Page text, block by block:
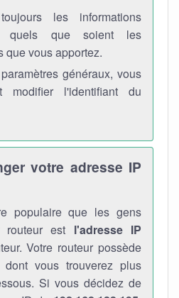
les informations
quels que soient les
que vous apportez.
généraux, vous
modifier l'identifiant du
votre adresse IP
populaire que les gens
est l'adresse IP
Votre routeur possède
vous trouverez plus
Si vous décidez de